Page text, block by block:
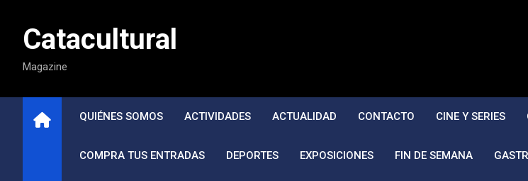
contenidoCatacultural
Magazine
QUIÉNES SOMOS ACTIVIDADES ACTUALIDAD CONTACTO CINE Y SERIES
COMPRA TUS ENTRADAS DEPORTES EXPOSICIONES FIN DE SEMANA